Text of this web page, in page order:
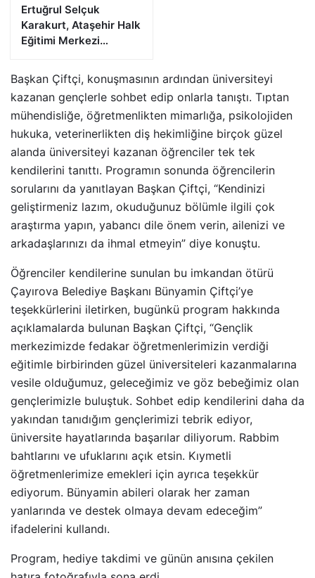
Ertuğrul Selçuk
Karakurt, Ataşehir Halk
Eğitimi Merkezi
Başkan Çiftçi, konuşmasının ardından üniversiteyi
kazanan gençlerle sohbet edip onlarla tanıştı. Tıptan
mühendisliğe, öğretmenlikten mimarlığa, psikolojiden
hukuka, veterinerlikten diş hekimliğine birçok güzel
alanda üniversiteyi kazanan öğrenciler tek tek
kendilerini tanıttı. Programın sonunda öğrencilerin
sorularını da yanıtlayan Başkan Çiftçi, “Kendinizi
geliştirmeniz lazım, okuduğunuz bölümle ilgili çok
araştırma yapın, yabancı dile önem verin, ailenizi ve
arkadaşlarınızı da ihmal etmeyin” diye konuştu.
Öğrenciler kendilerine sunulan bu imkandan ötürü
Çayırova Belediye Başkanı Bünyamin Çiftçi’ye
teşekkürlerini iletirken, bugünkü program hakkında
açıklamalarda bulunan Başkan Çiftçi, “Gençlik
merkezimizde fedakar öğretmenlerimizin verdiği
eğitimle birbirinden güzel üniversiteleri kazanmalarına
vesile olduğumuz, geleceğimiz ve göz bebeğimiz olan
gençlerimizle buluştuk. Sohbet edip kendilerini daha da
yakından tanıdığım gençlerimizi tebrik ediyor,
üniversite hayatlarında başarılar diliyorum. Rabbim
bahtlarını ve ufuklarını açık etsin. Kıymetli
öğretmenlerimize emekleri için ayrıca teşekkür
ediyorum. Bünyamin abileri olarak her zaman
yanlarında ve destek olmaya devam edeceğim”
ifadelerini kullandı.
Program, hediye takdimi ve günün anısına çekilen